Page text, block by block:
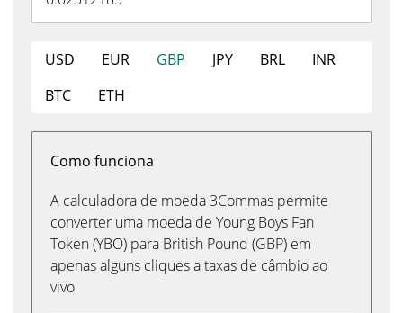
USD EUR GBP JPY BRL
INR
BTC
ETH
Como funciona
A calculadora de moeda 3Commas permite
converter uma moeda de Young Boys Fan
Token (YBO) para British Pound (GBP) em
apenas alguns cliques a taxas de câmbio ao
vivo